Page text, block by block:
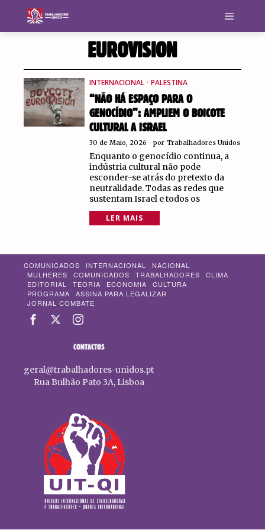
EUROVISION
INTERNACIONAL · PALESTINA
“NÃO HÁ ESPAÇO PARA O
GENOCÍDIO”: AMPLIEM O BOICOTE
CULTURAL A ISRAEL
30 de Maio, 2026 por Trabalhadores Unidos
Enquanto o genocídio continua, a
indústria cultural não pode
esconder-se atrás do pretexto da
neutralidade. Todas as redes que
sustentam Israel e todos os
LER MAIS
COMUNICADOS INTERNACIONAL
NACIONAL
MULHERES
COMUNICADOS TRABALHADORES
CLIMA
EDITORIAL
TEORIA ECONOMIA
CULTURA
PROGRAMA
ASSINA PARA LEGALIZAR
JORNAL COMBATE
CONTACTOS
geral@trabalhadores-unidos.pt
Rua Bulhão Pato 3A, Lisboa